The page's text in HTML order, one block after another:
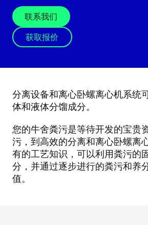
联系我们
获取报价
分离设备和离心卧螺离心机系统
体和液体分馏成分。
您的牛舍粪污是等待开发的宝贵
污，到高效的分离和离心卧螺离
有的工艺知识，可以利用粪污的
分，并通过逐步进行的粪污和养
值。